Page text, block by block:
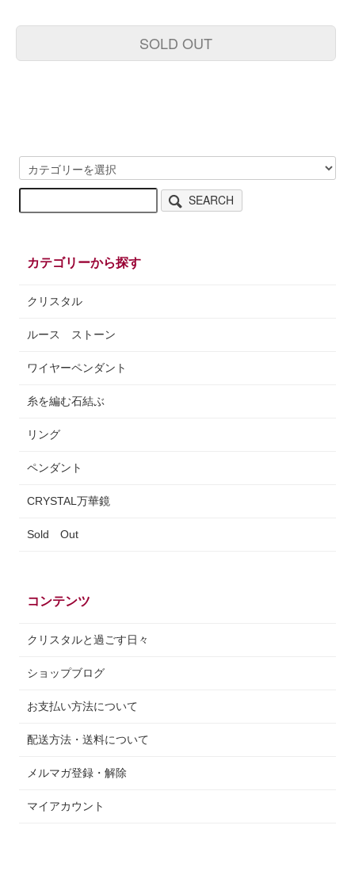
SOLD OUT
SEARCH
カテゴリーから探す
クリスタル
ルース ストーン
ワイヤーペンダント
糸を編む石結ぶ
リング
ペンダント
CRYSTAL万華鏡
Sold Out
コンテンツ
クリスタルと過ごす日々
ショップブログ
お支払い方法について
配送方法・送料について
メルマガ登録・解除
マイアカウント